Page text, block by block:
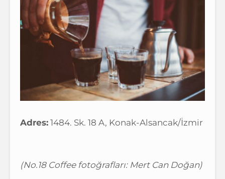
Adres: 1484. Sk. 18 A, Konak-Alsancak/İzmir
(No.18 Coffee fotoğrafları: Mert Can Doğan)